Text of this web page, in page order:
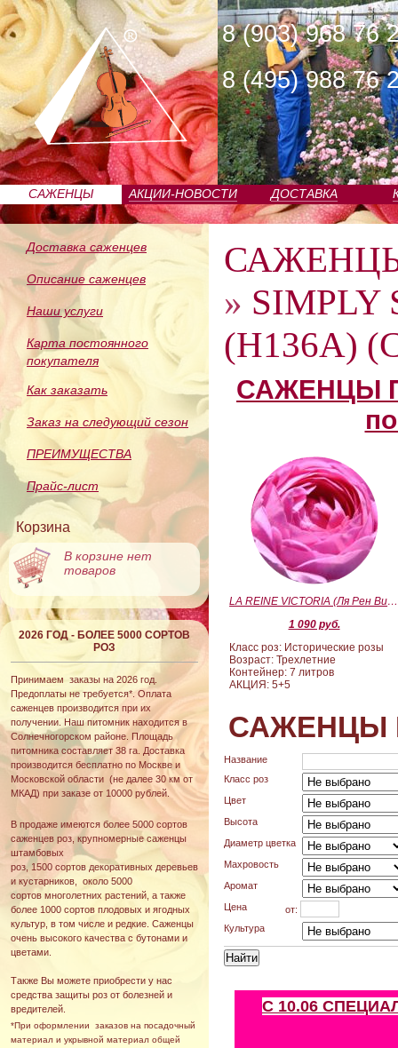
8 (903) 968 76
8 (495) 988 76
САЖЕНЦЫ
ПИТОМНИКА
АКЦИИ-НОВОСТИ ДОСТАВКА
Доставка саженцев
Описание саженцев
Наши услуги
Карта постоянного
покупателя
Как заказать
Заказ на следующий сезон
ПРЕИМУЩЕСТВА
Прайс-лист
Корзина
В корзине нет
товаров
2026 ГОД - БОЛЕЕ 5000 СОРТОВ
РОЗ
Принимаем заказы на 2026 год.
Предоплаты не требуется*. Оплата
саженцев производится при их
получении. Наш питомник находится в
Солнечногорском районе. Площадь
питомника составляет 38 га. Доставка
производится бесплатно по Москве и
Московской области (не далее 30 км от
МКАД) при заказе от 10000 рублей.
В продаже имеются более 5000 сортов
саженцев роз, крупномерные саженцы
штамбовых
роз, 1500 сортов декоративных деревьев
и кустарников, около 5000
сортов многолетних растений, а также
более 1000 сортов плодовых и ягодных
культур, в том числе и редкие. Саженцы
очень высокого качества с бутонами и
цветами.
Также Вы можете приобрести у нас
средства защиты роз от болезней и
вредителей.
*При оформлении заказов на посадочный
материал и укрывной материал общей
» SIMPLY
(H136A)
САЖЕНЦЫ
LA REINE VICTORIA (Ля Рен Виктория)
1 090 руб.
Класс роз: Исторические розы
Возраст: Трехлетние
Контейнер: 7 литров
АКЦИЯ: 5+5
САЖЕНЦЫ
Название
Класс роз
Цвет
Высота
Диаметр цветка
Махровость
Аромат
Цена
от:
Культура
С 10.06